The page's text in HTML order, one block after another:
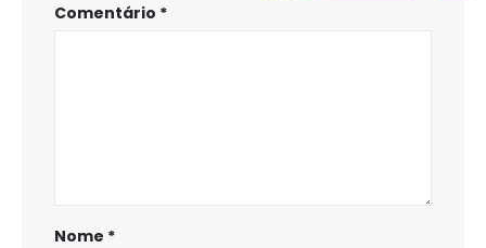
Comentário *
Nome *